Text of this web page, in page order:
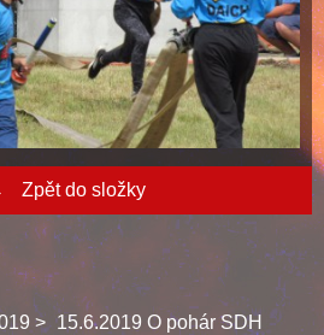
Zpět do složky
15.6.2019 O pohár SDH